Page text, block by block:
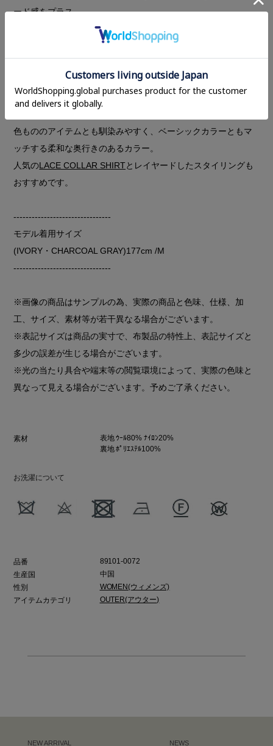
ード感をプラス。
ハリ感が特徴的で軽さと保温性の高い上質なヴァージンウール
混のメルトン素材を贅沢に使用し、見た目は重厚感がありなが
着てわかるシルエットの綺麗さと、上質な素材感、オーソドッ
クスなアイテムだからこそ長く愛用していただけるアウターで
色もののアイテムとも馴染みやすく、ベーシックカラーともマ
ッチする柔和な奥行きのあるカラー。
人気のLACE COLLAR SHIRTとレイヤードしたスタイリングも
おすすめです。
--------------------------------
モデル着用サイズ
(IVORY・CHARCOAL GRAY)177cm /M
--------------------------------
※画像の商品はサンプルの為、実際の商品と色味、仕様、加
工、サイズ、素材等が若干異なる場合がございます。
※表記サイズは商品の実寸で、布製品の特性上、表記サイズと
多少の誤差が生じる場合がございます。
※光の当たり具合や端末等の閲覧環境によって、実際の色味と
異なって見える場合がございます。予めご了承ください。
素材
表地 ｳｰﾙ80% ﾅｲﾛﾝ20%
裏地 ﾎﾟﾘｴｽﾃﾙ100%
お洗濯について
品番
89101-0072
生産国
中国
性別
WOMEN(ウィメンズ)
アイテムカテゴリ
OUTER(アウター)
NEW ARRIVAL NEWS